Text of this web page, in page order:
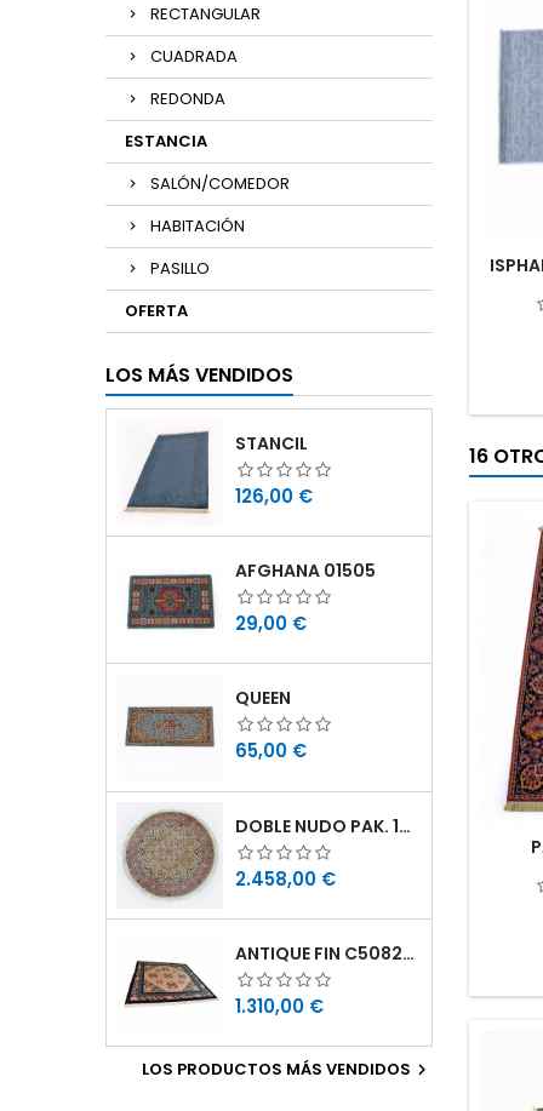
RECTANGULAR
CUADRADA
REDONDA
ESTANCIA
SALÓN/COMEDOR
HABITACIÓN
PASILLO
OFERTA
LOS MÁS VENDIDOS
STANCIL
Precio
126,00 €
AFGHANA 01505
Precio
29,00 €
QUEEN
Precio
65,00 €
DOBLE NUDO PAK. 190X190 11160784190190
Precio
2.458,00 €
ANTIQUE FIN C5082B211212 211X212
Precio
1.310,00 €
LOS PRODUCTOS MÁS VENDIDOS 
16